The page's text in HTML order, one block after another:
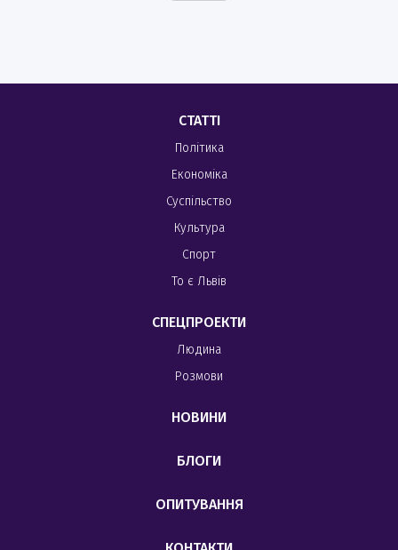
СТАТТІ
Політика
Економіка
Суспільство
Культура
Спорт
То є Львів
СПЕЦПРОЕКТИ
Людина
Розмови
НОВИНИ
БЛОГИ
ОПИТУВАННЯ